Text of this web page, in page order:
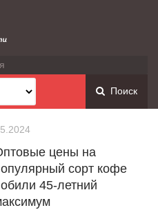
Поиск
цены на
сорт кофе
45-летний